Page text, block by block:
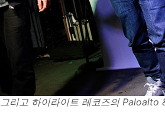
그리고 하이라이트 레코즈의 Paloalto